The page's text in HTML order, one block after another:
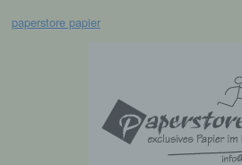
paperstore papier
für die Verarbeitung
die Verarbeitung
Weitergabe an einen oder
Auftragsverarbeiter,
Paketdienstleister,
personenbezogenen Daten
ausschließlich für eine interne
dem für die Verarbeitung